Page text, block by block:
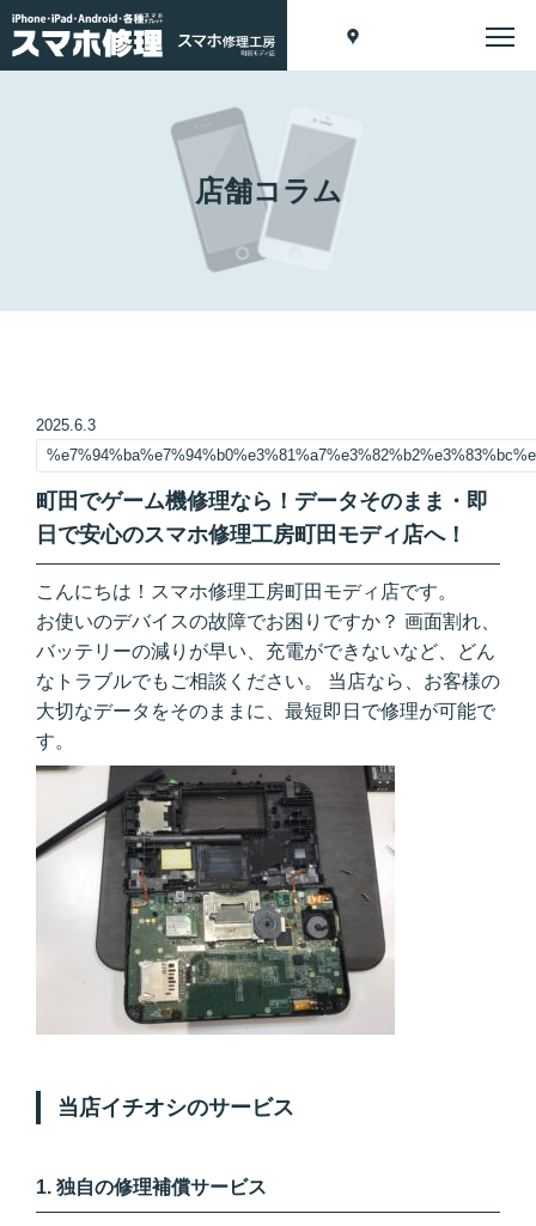
店舗コラム
2025.6.3
町田でゲーム機修理なら！データそのまま・即
日で安心のスマホ修理工房町田モディ店へ！
こんにちは！ スマホ修理工房町田モディ店です。
お使いのデバイスの故障でお困りですか？ 画面割れ、
バッテリーの減りが早い、充電ができないなど、どん
なトラブルでもご相談ください。 当店なら、お客様の
大切なデータをそのまま に、 最短即日 で修理が可能で
す。
当店イチオシのサービス
1. 独自の修理補償サービス